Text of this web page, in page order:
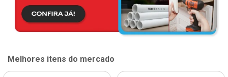
Melhores itens do mercado